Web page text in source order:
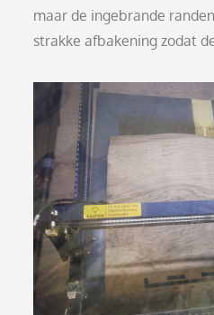
maar de ingebrande
strakke afbakening zodat